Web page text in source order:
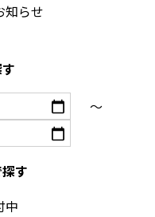
知らせ
～
す
中